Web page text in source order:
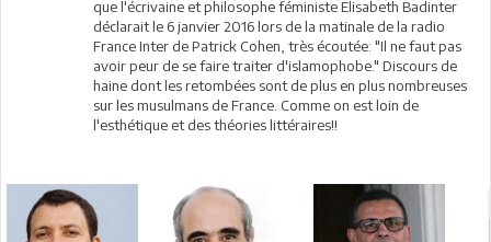
que l'écrivaine et philosophe féministe Elisabeth Badinter
déclarait le 6 janvier 2016 lors de la matinale de la radio
France Inter de Patrick Cohen, très écoutée: "Il ne faut pas
avoir peur de se faire traiter d'islamophobe." Discours de
haine dont les retombées sont de plus en plus nombreuses
sur les musulmans de France. Comme on est loin de
l'esthétique et des théories littéraires!!